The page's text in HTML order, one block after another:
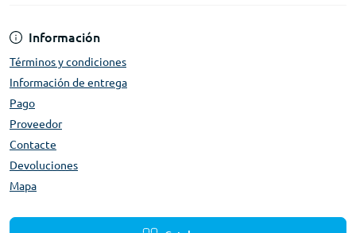
Información
Términos y condiciones
Información de entrega
Pago
Proveedor
Contacte
Devoluciones
Mapa